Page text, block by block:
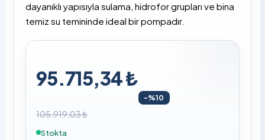
dayanıklı yapısıyla sulama, hidrofor grupları ve bina
temiz su temininde ideal bir pompadır.
95.715,34 ₺
-%10
105.919,03 ₺
Stokta